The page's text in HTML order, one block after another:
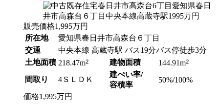
販売価格1,995万円
所在地
愛知県春日井市高森台６丁目
交通
中央本線 高蔵寺駅 バス19分バス停徒歩3分
土地面積 218.47m2 建物面積 144.91m2
間取り 4ＳＬＤＫ
建ぺい率/
容積率
50%/100%
価格1,995万円